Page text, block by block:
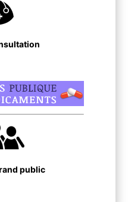
public